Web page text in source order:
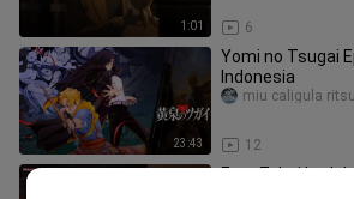
1:01 6
23:43
Yomi no Tsugai
Indonesia
12
miu caligula ritsu
Eps_7 dari